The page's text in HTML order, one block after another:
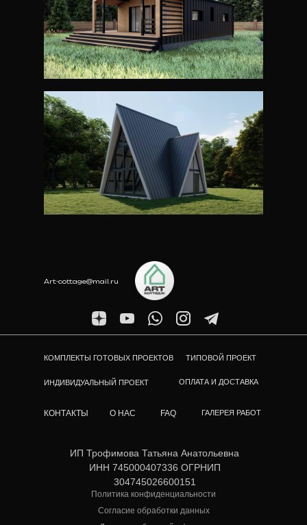
Art-cottage@mail.ru
КОМПЛЕКТЫ ГОТОВЫХ ПРОЕКТОВ
ИНДИВИДУАЛЬНЫЙ ПРОЕКТ
ТИПОВОЙ ПРОЕКТ
О НАС ГАЛЕРЕЯ РАБОТ
КОНТАКТЫ
ИП Трофимова Татьяна Анатольевна
ИНН 745000407336 ОГРНИП
304745026600151
Политика конфиденциальности
Согласие обработки данных
FAQ
ОПЛАТА И ДОСТАВКА